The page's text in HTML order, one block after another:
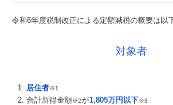
令和6年度税制改正による定額減税の概要は以
対象者
居住者※1
合計所得金額※2が1,805万円以下※3